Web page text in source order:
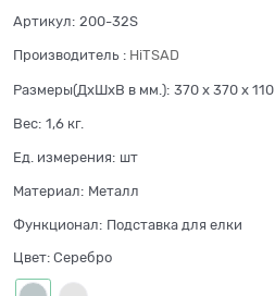
Артикул: 200-32S
Производитель : HiTSAD
Размеры(ДхШхВ в мм.): 370 x 370 x 110
Вес: 1,6 кг.
Ед. измерения: шт
Материал: Металл
Функционал: Подставка для елки
Цвет: Серебро